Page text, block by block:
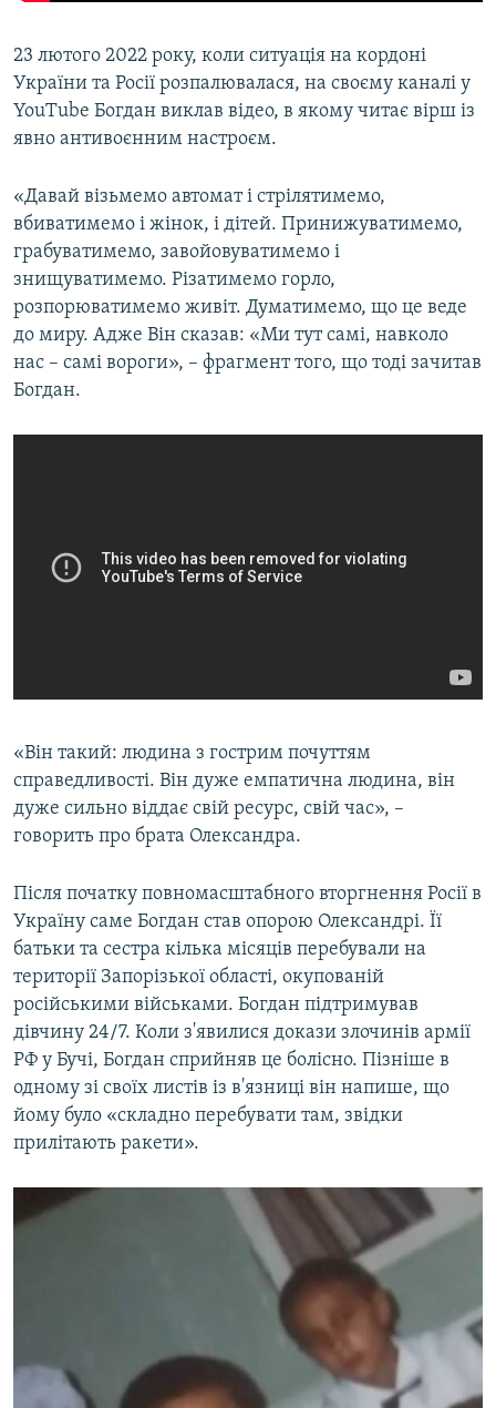
23 лютого 2022 року, коли ситуація на кордоні
України та Росії розпалювалася, на своєму каналі у
YouTube Богдан виклав відео, в якому читає вірш із
явно антивоєнним настроєм.
«Давай візьмемо автомат і стрілятимемо,
вбиватимемо і жінок, і дітей. Принижуватимемо,
грабуватимемо, завойовуватимемо і
знищуватимемо. Різатимемо горло,
розпорюватимемо живіт. Думатимемо, що це веде
до миру. Адже Він сказав: «Ми тут самі, навколо
нас – самі вороги», – фрагмент того, що тоді зачитав
Богдан.
«Він такий: людина з гострим почуттям
справедливості. Він дуже емпатична людина, він
дуже сильно віддає свій ресурс, свій час», –
говорить про брата Олександра.
Після початку повномасштабного вторгнення Росії в
Україну саме Богдан став опорою Олександрі. Її
батьки та сестра кілька місяців перебували на
території Запорізької області, окупованій
російськими військами. Богдан підтримував
дівчину 24/7. Коли з'явилися докази злочинів армії
РФ у Бучі, Богдан сприйняв це болісно. Пізніше в
одному зі своїх листів із в'язниці він напише, що
йому було «складно перебувати там, звідки
прилітають ракети».